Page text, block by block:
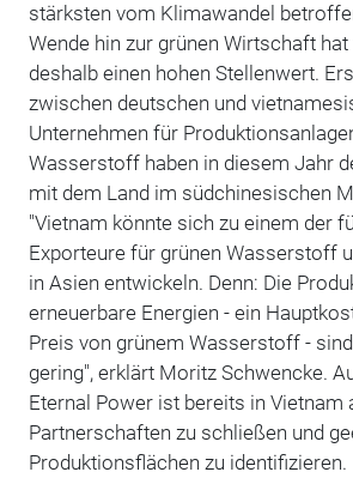
stärksten vom Klimawandel
Wende hin zur grünen Wirtschaft
deshalb einen hohen Stellenwert.
zwischen deutschen und
Unternehmen für
Wasserstoff haben in diesem Jahr
mit dem Land im südchinesischen
"Vietnam könnte sich zu einem der
Exporteure für grünen Wasserstoff
in Asien entwickeln. Denn: Die
erneuerbare Energien - ein
Preis von grünem Wasserstoff -
gering", erklärt Moritz Schwencke.
Eternal Power ist bereits in Vietnam
Partnerschaften zu schließen und
Produktionsflächen zu identifizieren.